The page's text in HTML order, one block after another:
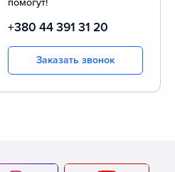
помогут!
+380 44 391 31 20
Заказать звонок